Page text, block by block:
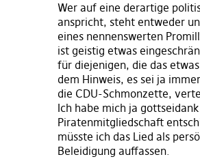
Wer auf eine derartige
anspricht, steht entweder
eines nennenswerten
ist geistig etwas
für diejenigen, die das
dem Hinweis, es sei ja
die CDU-Schmonzette,
Ich habe mich ja
Piratenmitgliedschaft
müsste ich das Lied als
Beleidigung auffassen.